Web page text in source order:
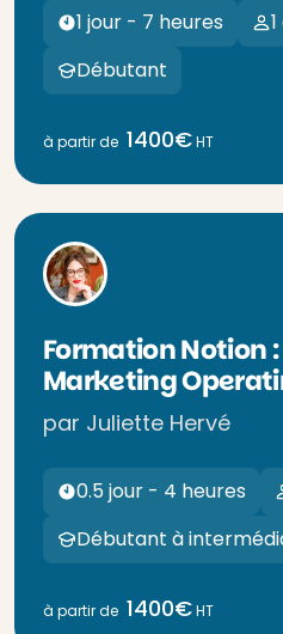
1 jour - 7 heures
Débutant
à partir de 1400€HT
Formation Notion
Marketing
par Juliette Hervé
0.5 jour - 4 heures
Débutant à
à partir de 1400€HT